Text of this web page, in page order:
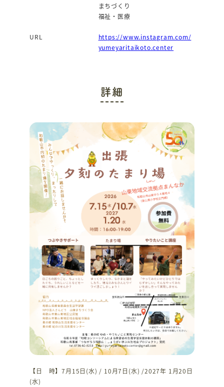
まちづくり
福祉・医療
URL
https://www.instagram.com/
yumeyaritaikoto.center
詳細
【日 時】7月15日(水) / 10月7日(水) /2027年 1月20日
(水)